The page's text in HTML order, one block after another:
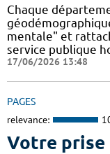
Chaque
mentale" et
service publique
17/06/2026 13:48
PAGES
relevance:
Votre prise